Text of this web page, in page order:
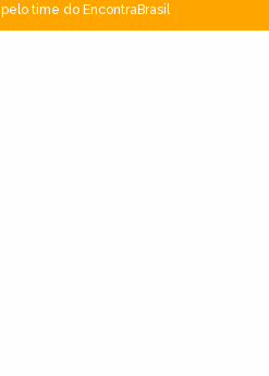
pelo time do EncontraBrasil